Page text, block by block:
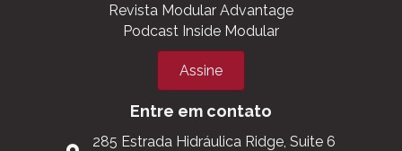
Revista Modular Advantage
Podcast Inside Modular
Assine
Entre em contato
285 Estrada Hidráulica Ridge, Suite 6